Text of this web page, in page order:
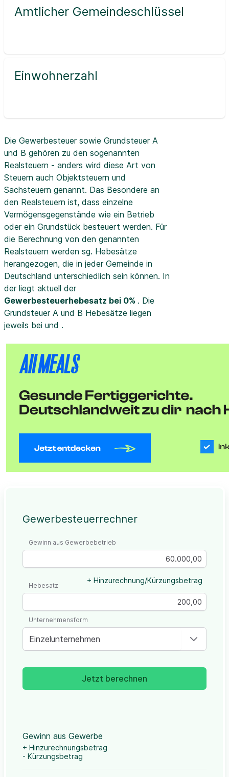
Amtlicher Gemeindeschlüssel
Einwohnerzahl
Die Gewerbesteuer sowie Grundsteuer A
und B gehören zu den sogenannten
Realsteuern - anders wird diese Art von
Steuern auch Objektsteuern und
Sachsteuern genannt. Das Besondere an
den Realsteuern ist, dass einzelne
Vermögensgegenstände wie ein Betrieb
oder ein Grundstück besteuert werden. Für
die Berechnung von den genannten
Realsteuern werden sg. Hebesätze
herangezogen, die in jeder Gemeinde in
Deutschland unterschiedlich sein können. In
der liegt aktuell der
Gewerbesteuerhebesatz bei 0% . Die
Grundsteuer A und B Hebesätze liegen
jeweils bei und .
Gewerbesteuerrechner
Gewinn aus Gewerbebetrieb
+ Hinzurechnung/Kürzungsbetrag
Hebesatz
Einzelunternehmen
Unternehmensform
Jetzt berechnen
Gewinn aus Gewerbe
+ Hinzurechnungsbetrag
- Kürzungsbetrag